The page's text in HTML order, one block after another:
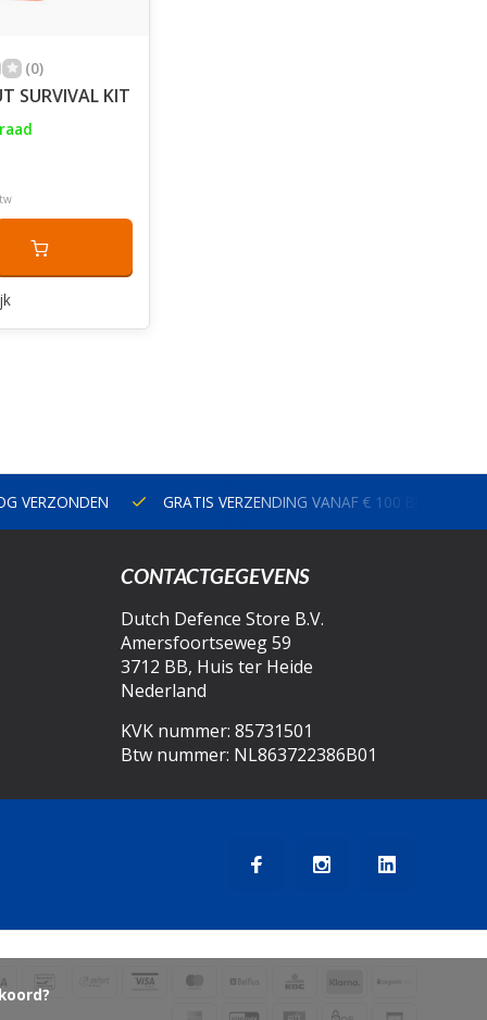
(0)
SURVIVAL KIT
VERZONDEN GRATIS VERZENDING VANAF € 100 BINNEN
CONTACTGEGEVENS
Dutch Defence Store B.V.
Amersfoortseweg 59
3712 BB, Huis ter Heide
Nederland
KVK nummer: 85731501
Btw nummer: NL863722386B01